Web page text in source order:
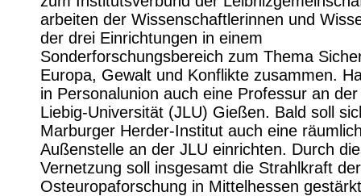
arbeiten der Wissenschaftlerinnen und
der drei Einrichtungen in einem
Sonderforschungsbereich zum Thema
Europa, Gewalt und Konflikte zusammen.
in Personalunion auch eine Professur an
Liebig-Universität (JLU) Gießen. Bald soll
Marburger Herder-Institut auch eine
Außenstelle an der JLU einrichten. Durch
Vernetzung soll insgesamt die Strahlkraft der
Osteuropaforschung in Mittelhessen